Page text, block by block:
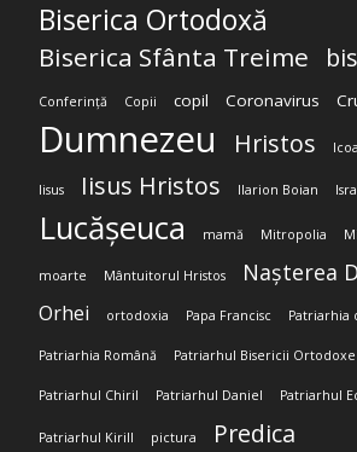
Biserica Ortodoxă
Biserica Sfânta Treime
Conferință Copii copil Coronavirus
Dumnezeu Hristos
Iisus Iisus Hristos Ilarion Boian
Lucășeuca mamă Mitropolia
moarte Mântuitorul Hristos Nașterea
Orhei ortodoxia Papa Francisc Patriarhia
Patriarhia Română Patriarhul Bisericii
Patriarhul Chiril Patriarhul Daniel Patriarhul
Patriarhul Kirill pictura Predica